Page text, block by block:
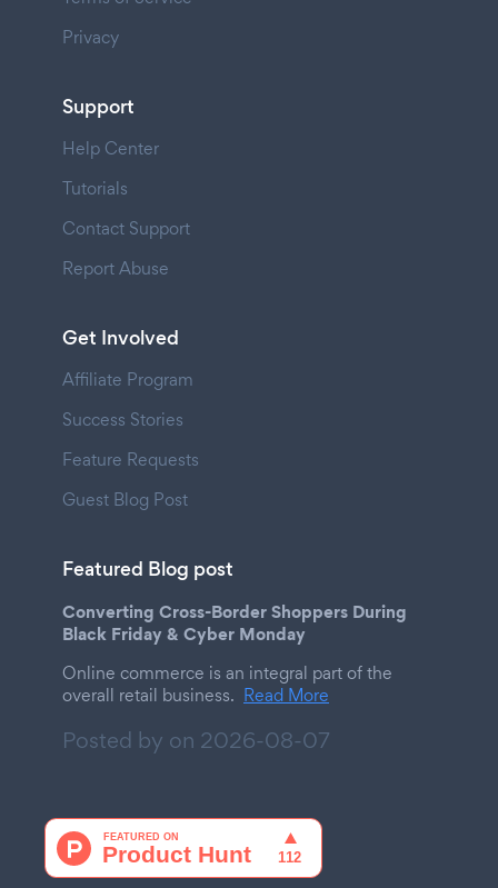
Privacy
Support
Help Center
Tutorials
Contact Support
Report Abuse
Get Involved
Affiliate Program
Success Stories
Feature Requests
Guest Blog Post
Featured Blog post
Converting Cross-Border Shoppers During
Black Friday & Cyber Monday
Online commerce is an integral part of the
overall retail business. Read More
Posted by on 2026-08-07